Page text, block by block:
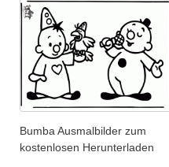
Bumba Ausmalbilder zum
kostenlosen Herunterladen